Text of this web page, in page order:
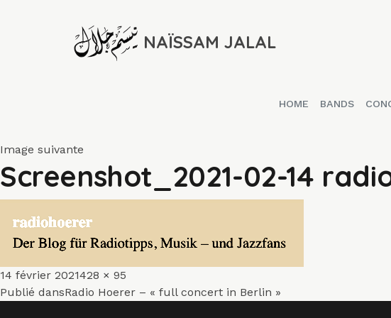
NAÏSSAM JALAL
HOME BANDS
Image suivante
Screenshot_2021-02-14
Publié
le
14 février 2021Taille
réelle
428 × 95
Navigation
Publié dansRadio Hoerer – « full concert in Berlin »